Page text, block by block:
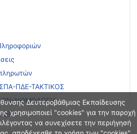
Δευτεροβάθμιας Εκπαίδευσης
χρησιμοποιεί "cookies" για την παροχή
να συνεχίσετε την περιήγησή
ΠΔΕ-ΤΑΚΤΙΚΟΣ
ΝΟΜΟΛΟΓΙΑ
ΕΒΠ